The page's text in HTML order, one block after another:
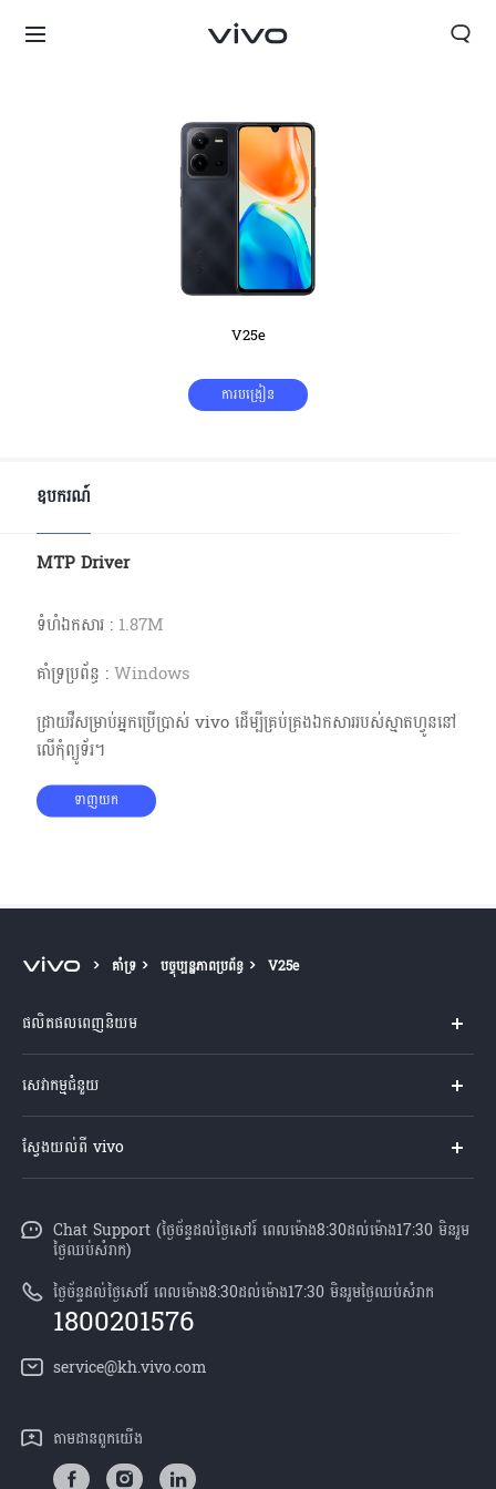
V25e
ការបង្រៀន
ឧបករណ៍
MTP Driver
ទំហំ​ឯកសារ : 1.87M
គាំទ្រប្រព័ន្ធ :Windows
ដ្រាយវឺសម្រាប់អ្នកប្រើប្រាស់ vivo ដើម្បីគ្រប់គ្រងឯកសាររបស់ស្មាតហ្វូននៅ
លើកុំព្យូទ័រ។
ទាញយក
គាំទ្រ បច្ចុប្បន្នភាពប្រព័ន្ធ V25e
ផលិតផលពេញនិយម
V60 Lite
V60 5G
V50 Lite
បណ្តាហាងលក់
គ្រប់ម៉ូឌែល
សេវាកម្មជំនួយ
មជ្ឈមណ្ឌល​សេវាកម្ម
Funtouch OS
ការផ្ទៀងផ្ទាត់ IMEI
ពិនិត្យតម្លៃគ្រឿងបន្លាស់
សេវាកម្មជួសជុលដោយដឹកយកទៅជូន
លក្ខខណ្ឌលើការធានា
ស្វែងយល់ពី vivo
ព័ត៌មាន
អាជីពនៅ vivo
សេចក្តីជូនដំណឹងផ្លូវច្បាប់
អំពី​ពួក​យើង
និរន្តរភាព
Chat Support (ថ្ងៃច័ន្ទដល់ថ្ងៃសៅរ៍ ពេលម៉ោង8:30ដល់ម៉ោង17:30 មិនរួម
ថ្ងៃឈប់សំរាក)
ថ្ងៃច័ន្ទដល់ថ្ងៃសៅរ៍ ពេលម៉ោង8:30ដល់ម៉ោង17:30 មិនរួមថ្ងៃឈប់សំរាក
1800201576
service@kh.vivo.com
តាម​ដានពួក​យើង